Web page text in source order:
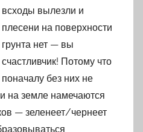
всходы вылезли и
плесени на поверхности
грунта нет — вы
счастливчик! Потому что
поначалу без них не
на земле намечаются
— зеленеет/чернеет